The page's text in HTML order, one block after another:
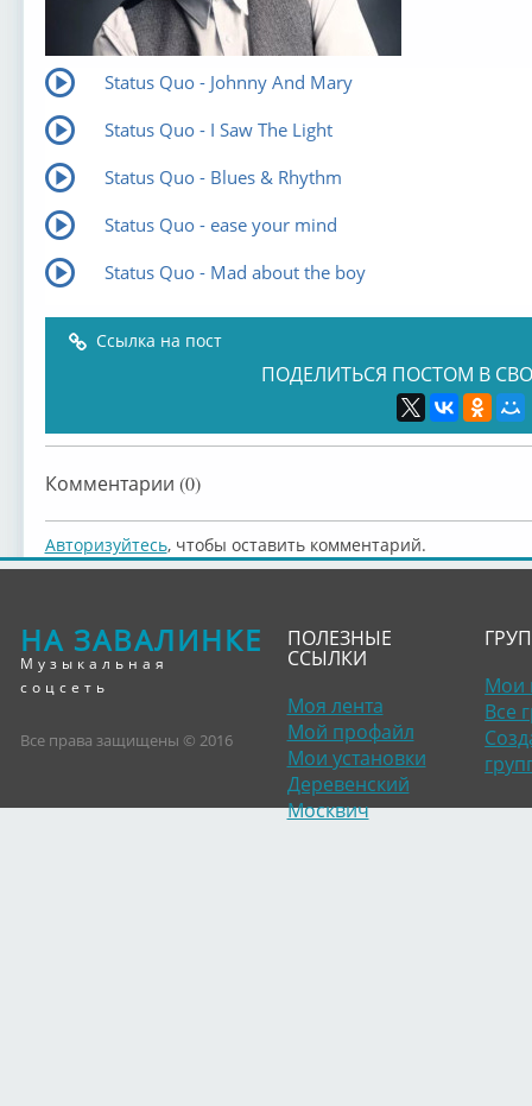
Status Quo - Johnny And Mary
Status Quo - I Saw The Light
Status Quo - Blues & Rhythm
Status Quo - ease your mind
Status Quo - Mad about the boy
Ссылка на пост
ПОДЕЛИТЬСЯ ПОСТОМ В
Комментарии (0)
Авторизуйтесь, чтобы оставить комментарий.
НА ЗАВАЛИНКЕ
Музыкальная
соцсеть
Все права защищены © 2016
ПОЛЕЗНЫЕ
ССЫЛКИ
Моя лента
Мой профайл
Мои установки
Деревенский
Москвич
Мои
Все